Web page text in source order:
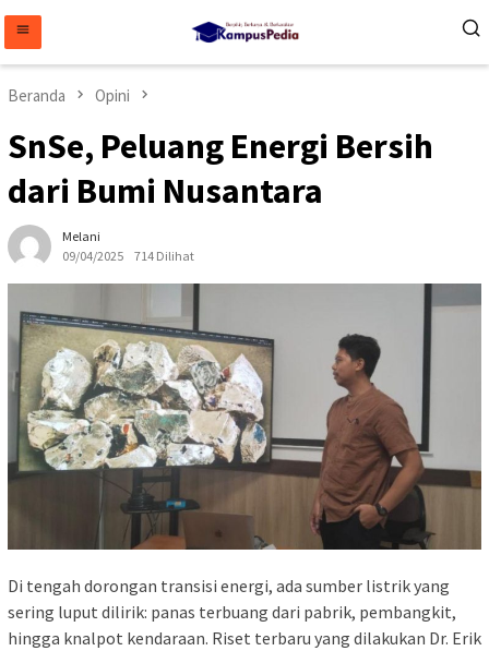
konten
Beranda Opini
SnSe, Peluang Energi Bersih
dari Bumi Nusantara
Melani
09/04/2025
714 Dilihat
Di tengah dorongan transisi energi, ada sumber listrik yang
sering luput dilirik: panas terbuang dari pabrik, pembangkit,
hingga knalpot kendaraan. Riset terbaru yang dilakukan Dr. Erik